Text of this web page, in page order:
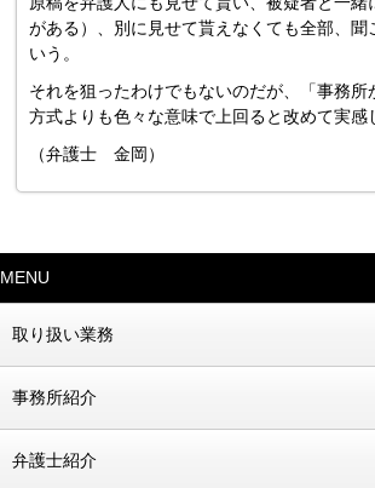
がある）、別に見せて貰えなくても全部、聞
いう。
それを狙ったわけでもないのだが、「事務所
方式よりも色々な意味で上回ると改めて実感
（弁護士 金岡）
MENU
取り扱い業務
事務所紹介
弁護士紹介